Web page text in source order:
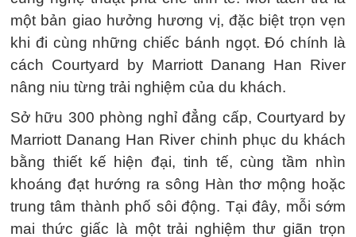
một bản giao hưởng hương vị, đặc biệt trọn vẹn
khi đi cùng những chiếc bánh ngọt. Đó chính là
cách Courtyard by Marriott Danang Han River
nâng niu từng trải nghiệm của du khách.
Sở hữu 300 phòng nghỉ đẳng cấp, Courtyard by
Marriott Danang Han River chinh phục du khách
bằng thiết kế hiện đại, tinh tế, cùng tầm nhìn
khoáng đạt hướng ra sông Hàn thơ mộng hoặc
trung tâm thành phố sôi động. Tại đây, mỗi sớm
mai thức giấc là một trải nghiệm thư giãn trọn